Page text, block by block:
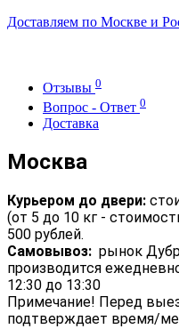
Доставляем по Москве и
Отзывы 0
Вопрос - Ответ 0
Доставка
Москва
Курьером до двери:
(от 5 до 10 кг -
500 рублей.
Самовывоз: рынок
производится
12:30 до 13:30
Примечание! Перед
подтверждает время/